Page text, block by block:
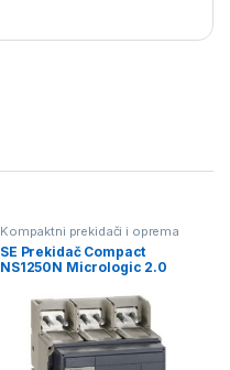
Kompaktni prekidači i oprema
SE Prekidač Compact
NS1250N Micrologic 2.0